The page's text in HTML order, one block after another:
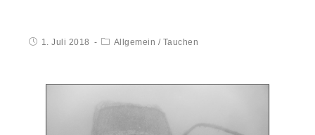
1. Juli 2018 Allgemein / Tauchen